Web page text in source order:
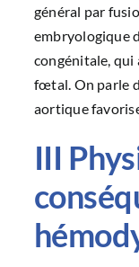
général par
embryologique
congénitale,
fœtal. On parle
aortique
III